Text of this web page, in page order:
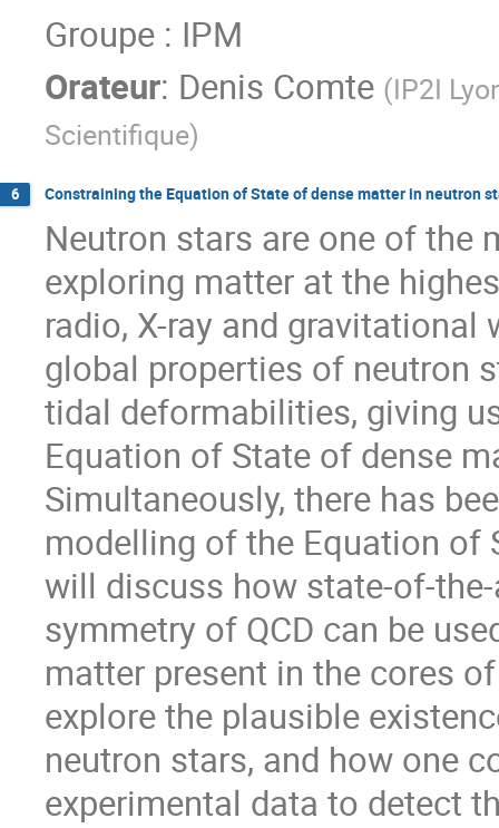
Groupe : IPM
Orateur: Denis Comte (IP2I
Scientifique)
6 Constraining the Equation of State of dense matter in neutron
Neutron stars are one of the
exploring matter at the
radio, X-ray and
global properties of neutron
tidal deformabilities, giving
Equation of State of dense
Simultaneously, there has
modelling of the Equation of
will discuss how state-of-
symmetry of QCD can be
matter present in the cores
explore the plausible
neutron stars, and how one
experimental data to detect